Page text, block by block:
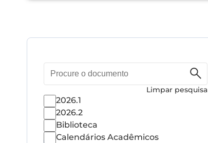
de
Limpar pesquisa
2026.1
2026.2
Biblioteca
Calendários Acadêmicos